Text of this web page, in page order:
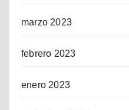
marzo 2023
febrero 2023
enero 2023